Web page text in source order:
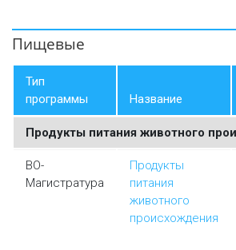
Пищевые
Тип
программы
Название
Продукты питания животного
ВО-
Магистратура
Продукты
питания
животного
происхождения